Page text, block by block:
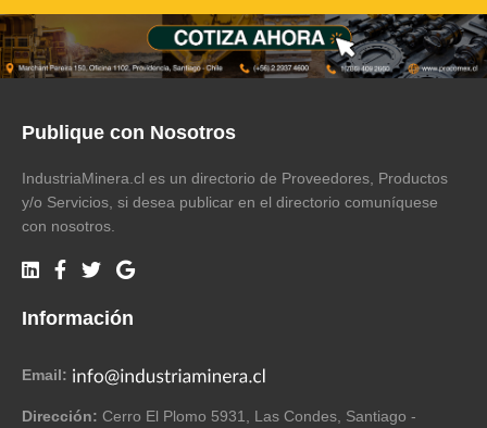
Publique con Nosotros
IndustriaMinera.cl es un directorio de Proveedores, Productos
y/o Servicios, si desea publicar en el directorio comuníquese
con nosotros.
Información
Email:
Dirección: Cerro El Plomo 5931, Las Condes, Santiago -